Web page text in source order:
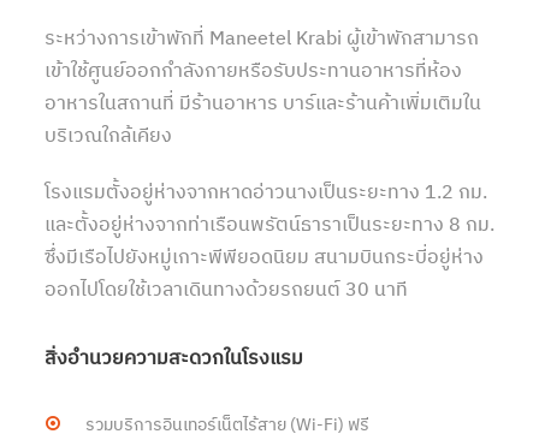
ระหว่างการเข้าพักที่ Maneetel Krabi ผู้เข้าพักสามารถ
เข้าใช้ศูนย์ออกกำลังกายหรือรับประทานอาหารที่ห้อง
อาหารในสถานที่ มีร้านอาหาร บาร์และร้านค้าเพิ่มเติมใน
บริเวณใกล้เคียง
โรงแรมตั้งอยู่ห่างจากหาดอ่าวนางเป็นระยะทาง 1.2 กม.
และตั้งอยู่ห่างจากท่าเรือนพรัตน์ธาราเป็นระยะทาง 8 กม.
ซึ่งมีเรือไปยังหมู่เกาะพีพียอดนิยม สนามบินกระบี่อยู่ห่าง
ออกไปโดยใช้เวลาเดินทางด้วยรถยนต์ 30 นาที
สิ่งอำนวยความสะดวกในโรงแรม
รวมบริการอินเทอร์เน็ตไร้สาย (Wi-Fi) ฟรี